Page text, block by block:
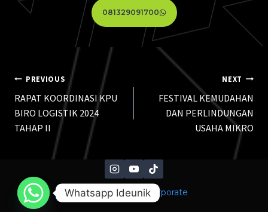
081329091700
PREVIOUS
RAPAT KOORDINASI KPU
BIRO LOGISTIK 2024
TAHAP II
NEXT
FESTIVAL KEMUDAHAN
DAN PERLINDUNGAN
USAHA MIKRO
© 2026 Ideunik Corporate
Whatsapp Ideunik